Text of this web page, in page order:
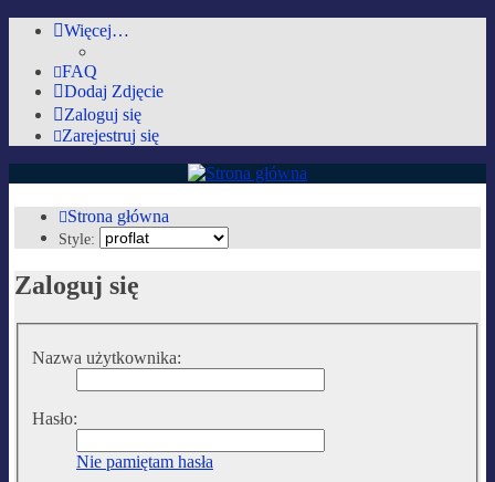
Więcej…
FAQ
Dodaj Zdjęcie
Zaloguj się
Zarejestruj się
AutoMobilki.pl
Przejdź do zawartości
Strona główna
Style:
Zaloguj się
Nazwa użytkownika:
Hasło:
Nie pamiętam hasła